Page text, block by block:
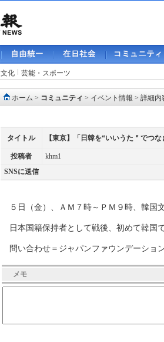
文化 芸能・スポーツ
ホーム > コミュニティ > イベント情報 > 詳細内
タイトル 【東京】「日韓を“いいうた＂で
投稿者
khm1
SNSに送信
５日（金）、ＡＭ７時～ＰＭ９時、韓国
日本国籍保持者として戦後、初めて韓国
問い合わせ＝ジャパンファウンデーシ
メモ